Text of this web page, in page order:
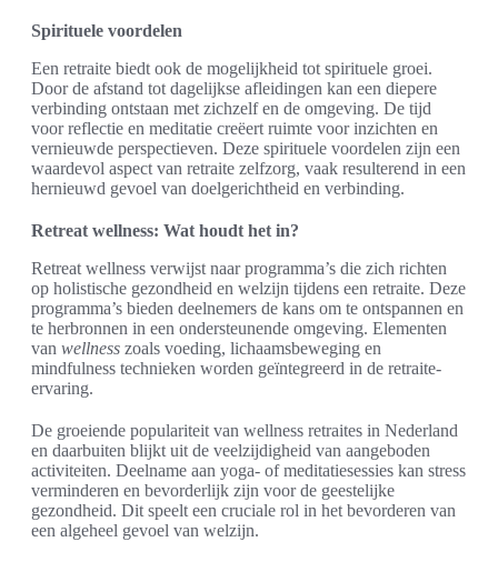
Spirituele voordelen
Een retraite biedt ook de mogelijkheid tot spirituele groei.
Door de afstand tot dagelijkse afleidingen kan een diepere
verbinding ontstaan met zichzelf en de omgeving. De tijd
voor reflectie en meditatie creëert ruimte voor inzichten en
vernieuwde perspectieven. Deze spirituele voordelen zijn een
waardevol aspect van retraite zelfzorg, vaak resulterend in een
hernieuwd gevoel van doelgerichtheid en verbinding.
Retreat wellness: Wat houdt het in?
Retreat wellness verwijst naar programma’s die zich richten
op holistische gezondheid en welzijn tijdens een retraite. Deze
programma’s bieden deelnemers de kans om te ontspannen en
te herbronnen in een ondersteunende omgeving. Elementen
van wellness zoals voeding, lichaamsbeweging en
mindfulness technieken worden geïntegreerd in de retraite-
ervaring.
De groeiende populariteit van wellness retraites in Nederland
en daarbuiten blijkt uit de veelzijdigheid van aangeboden
activiteiten. Deelname aan yoga- of meditatiesessies kan stress
verminderen en bevorderlijk zijn voor de geestelijke
gezondheid. Dit speelt een cruciale rol in het bevorderen van
een algeheel gevoel van welzijn.